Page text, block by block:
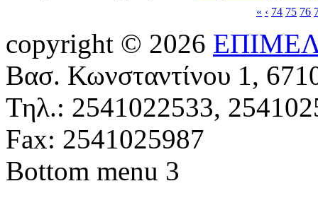
« ‹ 74 75 76
copyright © 2026
Βασ. Κωνσταντίνου 1,
Τηλ.: 2541022533,
Fax: 2541025987
Bottom menu 3